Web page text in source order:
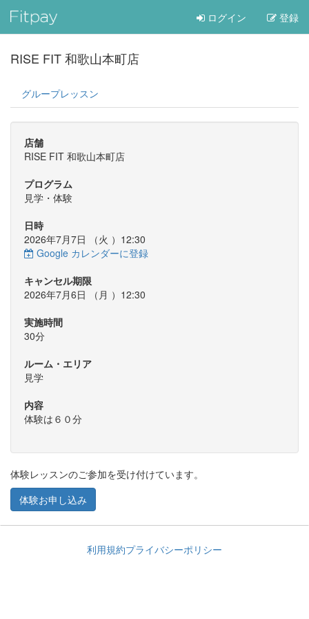
ログイン 登録
RISE FIT 和歌山本町店
グループレッスン
店舗
RISE FIT 和歌山本町店
プログラム
見学・体験
日時
2026年7月7日 （火 ）12:30
Google カレンダーに登録
キャンセル期限
2026年7月6日 （ 月 ）12:30
実施時間
30分
ルーム・エリア
見学
内容
体験は６０分
体験レッスンのご参加を受け付けています。
体験お申し込み
利用規約プライバシーポリシー